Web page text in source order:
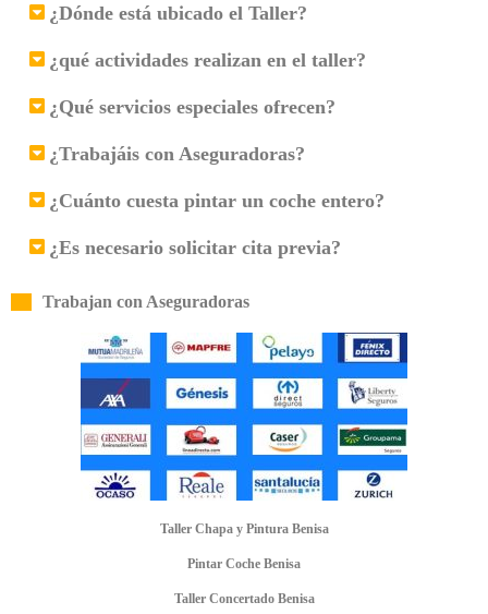
¿Dónde está ubicado el Taller?
¿qué actividades realizan en el taller?
¿Qué servicios especiales ofrecen?
¿Trabajáis con Aseguradoras?
¿Cuánto cuesta pintar un coche entero?
¿Es necesario solicitar cita previa?
Trabajan con Aseguradoras
Taller Chapa y Pintura Benisa
Pintar Coche Benisa
Taller Concertado Benisa